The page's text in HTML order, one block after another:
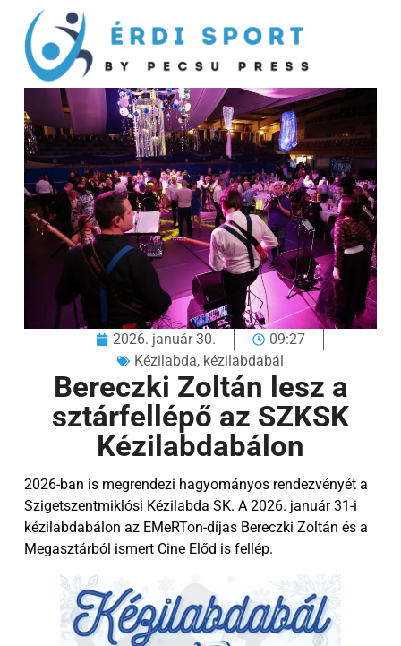
2026. január 30.
09:27
Kézilabda, kézilabdabál
Bereczki Zoltán lesz a
sztárfellépő az SZKSK
Kézilabdabálon
2026-ban is megrendezi hagyományos rendezvényét a
Szigetszentmiklósi Kézilabda SK. A 2026. január 31-i
kézilabdabálon az EMeRTon-díjas Bereczki Zoltán és a
Megasztárból ismert Cine Előd is fellép.